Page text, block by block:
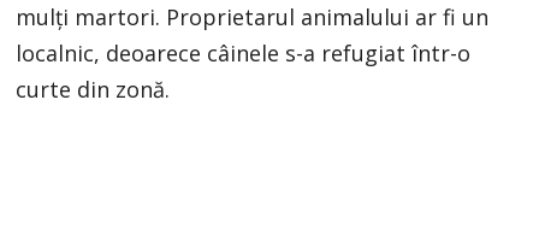
mulți martori. Proprietarul animalului ar fi un
localnic, deoarece câinele s-a refugiat într-o
curte din zonă.